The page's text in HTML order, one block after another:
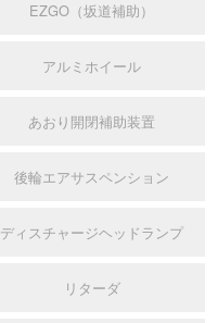
EZGO（坂道補助）
アルミホイール
あおり開閉補助装置
後輪エアサスペンション
ディスチャージヘッドランプ
リターダ